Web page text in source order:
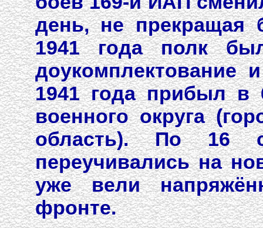
день, не прекращая
1941 года полк
доукомплектование
1941 года прибыл
военного округа
область). По 16
переучивались на
уже вели
фронте.